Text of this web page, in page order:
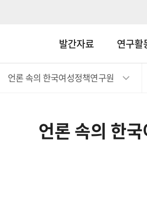
발간자료 연구활
언론 속의 한국여성정책연구원
언론 속의 한